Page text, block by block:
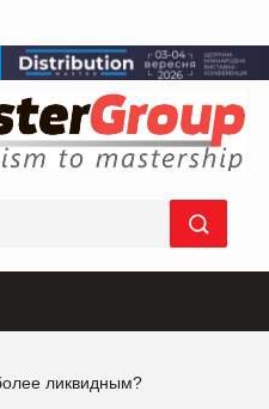
ликвидным?